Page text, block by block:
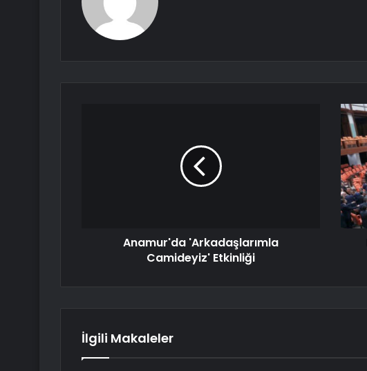
Anamur'da 'Arkadaşlarımla
Camideyiz' Etkinliği
İlgili Makaleler